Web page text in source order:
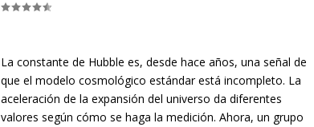
La constante de Hubble es, desde hace años, una señal de
que el modelo cosmológico estándar está incompleto. La
aceleración de la expansión del universo da diferentes
valores según cómo se haga la medición. Ahora, un grupo